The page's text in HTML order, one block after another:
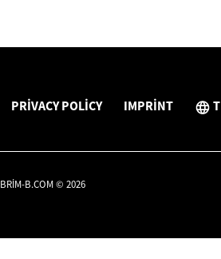
PRIVACY POLICY IMPRINT
BRIM-B.COM © 2026